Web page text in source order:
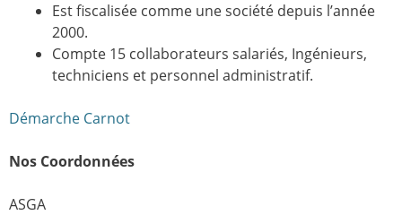
Est fiscalisée comme une société depuis l’année
2000.
Compte 15 collaborateurs salariés, Ingénieurs,
techniciens et personnel administratif.
Démarche Carnot
Nos Coordonnées
ASGA